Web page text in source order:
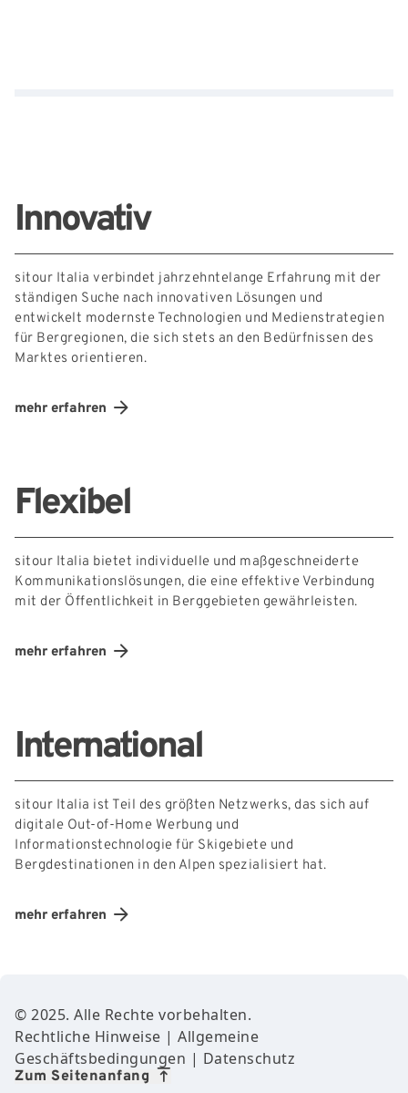
Innovativ
sitour Italia verbindet jahrzehntelange Erfahrung mit der
ständigen Suche nach innovativen Lösungen und
entwickelt modernste Technologien und Medienstrategien
für Bergregionen, die sich stets an den Bedürfnissen des
Marktes orientieren.
mehr erfahren
Flexibel
sitour Italia bietet individuelle und maßgeschneiderte
Kommunikationslösungen, die eine effektive Verbindung
mit der Öffentlichkeit in Berggebieten gewährleisten.
mehr erfahren
International
sitour Italia ist Teil des größten Netzwerks, das sich auf
digitale Out-of-Home Werbung und
Informationstechnologie für Skigebiete und
Bergdestinationen in den Alpen spezialisiert hat.
mehr erfahren
Footer Content
© 2025. Alle Rechte vorbehalten.
Rechtliche Hinweise |Allgemeine
Geschäftsbedingungen | Datenschutz
Zum Seitenanfang